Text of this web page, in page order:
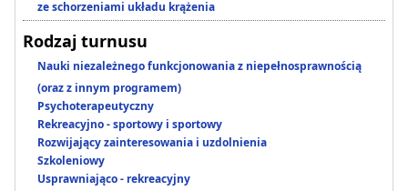
ze schorzeniami układu krążenia
Rodzaj turnusu
Nauki niezależnego funkcjonowania z niepełnosprawnością
(oraz z innym programem)
Psychoterapeutyczny
Rekreacyjno - sportowy i sportowy
Rozwijający zainteresowania i uzdolnienia
Szkoleniowy
Usprawniająco - rekreacyjny